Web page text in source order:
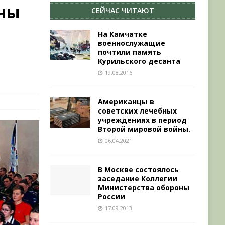
СЕЙЧАС ЧИТАЮТ
На Камчатке
военнослужащие
почтили память
Курильского десанта
19.08.2016
Американцы в
советских лечебных
учреждениях в период
Второй мировой войны.
06.04.2021
В Москве состоялось
заседание Коллегии
Министерства обороны
России
17.09.2013